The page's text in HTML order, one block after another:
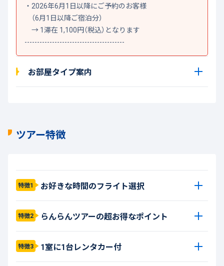
・2026年6月1日以降にご予約のお客様
（6月1日以降ご宿泊分）
→ 1滞在 1,100円（税込）となります
----------------------------------------
お部屋タイプ案内
ツアー特徴
特徴1 お好きな時間のフライト選択
特徴2 らんらんツアーの超お得なポイント
特徴3 1室に1台レンタカー付